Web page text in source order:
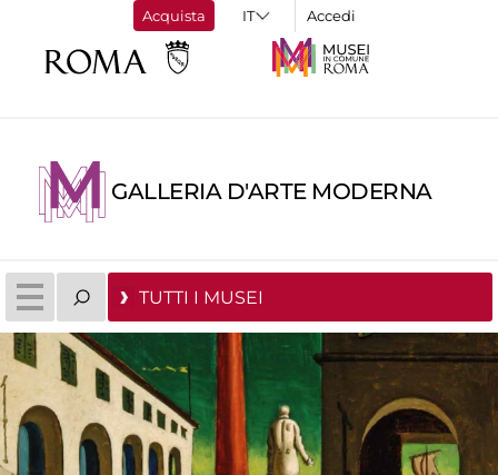
Acquista Accedi
GALLERIA D'ARTE MODERNA
TUTTI I MUSEI